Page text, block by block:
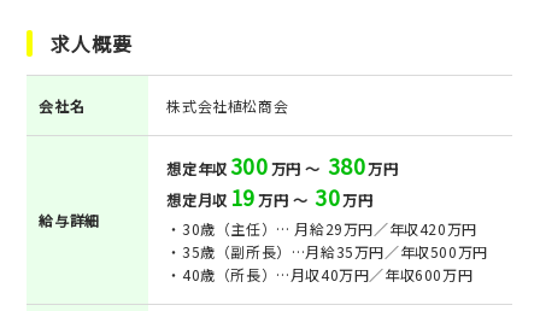
求人概要
会社名 株式会社植松商会
給与詳細
想定年収300万円 ～ 380万円
想定月収 19万円 ～ 30万円
・30歳（主任）… 月給29万円／年収420万円
・35歳（副所長）…月給35万円／年収500万円
・40歳（所長）…月収40万円／年収600万円